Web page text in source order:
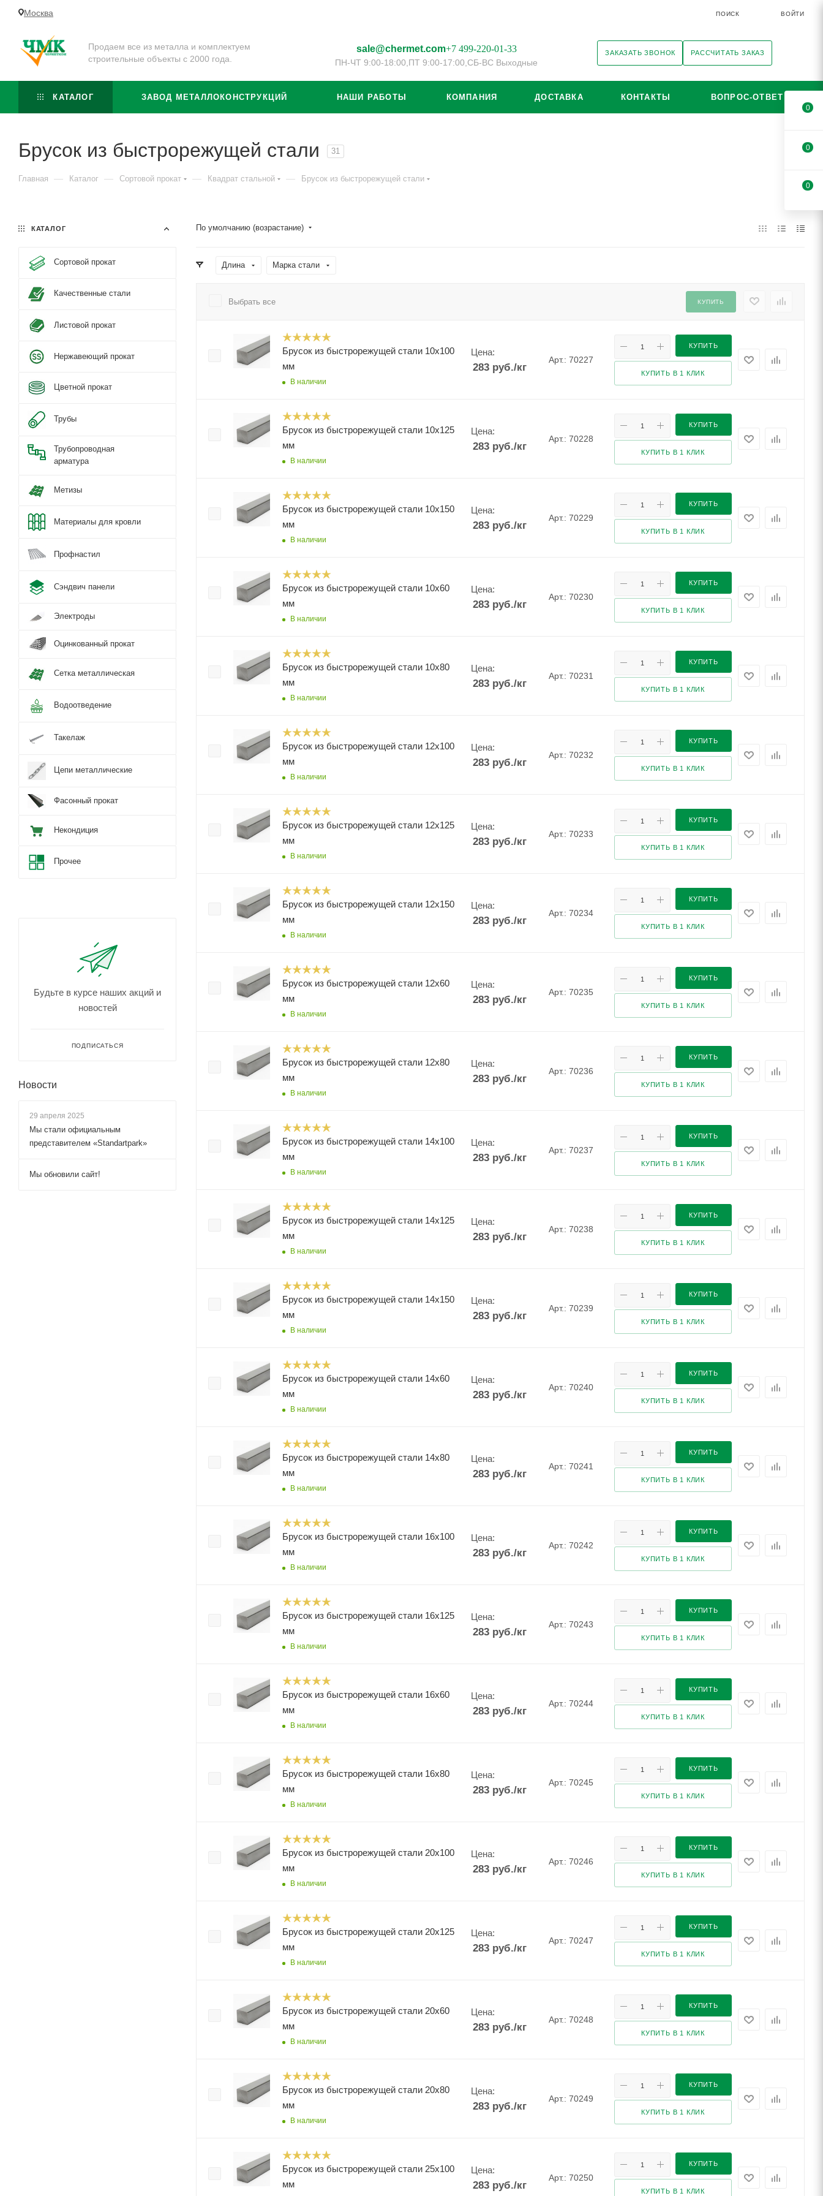
Москва ПОИСК ВОЙТИ
Продаем все из металла и комплектуем
строительные объекты с 2000 года.
sale@chermet.com+7 499-220-01-33
ПН-ЧТ 9:00-18:00, ПТ 9:00-17:00, СБ-ВС Выходные
ЗАКАЗАТЬ ЗВОНОК РАССЧИТАТЬ ЗАКАЗ
КАТАЛОГ ЗАВОД МЕТАЛЛОКОНСТРУКЦИЙ НАШИ РАБОТЫ КОМПАНИЯ ДОСТАВКА КОНТАКТЫ ВОПРОС-ОТВЕТ
Брусок из быстрорежущей стали 31
Главная — Каталог — Сортовой прокат — Квадрат стальной — Брусок из быстрорежущей стали
По умолчанию (возрастание)
Длина Марка стали
Выбрать все КУПИТЬ
Брусок из быстрорежущей стали 10х100
мм
В наличии
Цена:
283руб./кг
Арт.: 70227
КУПИТЬ
КУПИТЬ В 1 КЛИК
Брусок из быстрорежущей стали 10х125
мм
В наличии
Цена:
283руб./кг
Арт.: 70228
КУПИТЬ
КУПИТЬ В 1 КЛИК
Брусок из быстрорежущей стали 10х150
мм
В наличии
Цена:
283руб./кг
Арт.: 70229
КУПИТЬ
КУПИТЬ В 1 КЛИК
Брусок из быстрорежущей стали 10х60
мм
В наличии
Цена:
283руб./кг
Арт.: 70230
КУПИТЬ
КУПИТЬ В 1 КЛИК
Брусок из быстрорежущей стали 10х80
мм
В наличии
Цена:
283руб./кг
Арт.: 70231
КУПИТЬ
КУПИТЬ В 1 КЛИК
Брусок из быстрорежущей стали 12х100
мм
В наличии
Цена:
283руб./кг
Арт.: 70232
КУПИТЬ
КУПИТЬ В 1 КЛИК
Брусок из быстрорежущей стали 12х125
мм
В наличии
Цена:
283руб./кг
Арт.: 70233
КУПИТЬ
КУПИТЬ В 1 КЛИК
Брусок из быстрорежущей стали 12х150
мм
В наличии
Цена:
283руб./кг
Арт.: 70234
КУПИТЬ
КУПИТЬ В 1 КЛИК
Брусок из быстрорежущей стали 12х60
мм
В наличии
Цена:
283руб./кг
Арт.: 70235
КУПИТЬ
КУПИТЬ В 1 КЛИК
Брусок из быстрорежущей стали 12х80
мм
В наличии
Цена:
283руб./кг
Арт.: 70236
КУПИТЬ
КУПИТЬ В 1 КЛИК
Брусок из быстрорежущей стали 14х100
мм
В наличии
Цена:
283руб./кг
Арт.: 70237
КУПИТЬ
КУПИТЬ В 1 КЛИК
Брусок из быстрорежущей стали 14х125
мм
В наличии
Цена:
283руб./кг
Арт.: 70238
КУПИТЬ
КУПИТЬ В 1 КЛИК
Брусок из быстрорежущей стали 14х150
мм
В наличии
Цена:
283руб./кг
Арт.: 70239
КУПИТЬ
КУПИТЬ В 1 КЛИК
Брусок из быстрорежущей стали 14х60
мм
В наличии
Цена:
283руб./кг
Арт.: 70240
КУПИТЬ
КУПИТЬ В 1 КЛИК
Брусок из быстрорежущей стали 14х80
мм
В наличии
Цена:
283руб./кг
Арт.: 70241
КУПИТЬ
КУПИТЬ В 1 КЛИК
Брусок из быстрорежущей стали 16х100
мм
В наличии
Цена:
283руб./кг
Арт.: 70242
КУПИТЬ
КУПИТЬ В 1 КЛИК
Брусок из быстрорежущей стали 16х125
мм
В наличии
Цена:
283руб./кг
Арт.: 70243
КУПИТЬ
КУПИТЬ В 1 КЛИК
Брусок из быстрорежущей стали 16х60
мм
В наличии
Цена:
283руб./кг
Арт.: 70244
КУПИТЬ
КУПИТЬ В 1 КЛИК
Брусок из быстрорежущей стали 16х80
мм
В наличии
Цена:
283руб./кг
Арт.: 70245
КУПИТЬ
КУПИТЬ В 1 КЛИК
Брусок из быстрорежущей стали 20х100
мм
В наличии
Цена:
283руб./кг
Арт.: 70246
КУПИТЬ
КУПИТЬ В 1 КЛИК
Брусок из быстрорежущей стали 20х125
мм
В наличии
Цена:
283руб./кг
Арт.: 70247
КУПИТЬ
КУПИТЬ В 1 КЛИК
Брусок из быстрорежущей стали 20х60
мм
В наличии
Цена:
283руб./кг
Арт.: 70248
КУПИТЬ
КУПИТЬ В 1 КЛИК
Брусок из быстрорежущей стали 20х80
мм
В наличии
Цена:
283руб./кг
Арт.: 70249
КУПИТЬ
КУПИТЬ В 1 КЛИК
Брусок из быстрорежущей стали 25х100
мм
Цена:
283руб./кг
Арт.: 70250
КУПИТЬ
КУПИТЬ В 1 КЛИК
КАТАЛОГ
Сортовой прокат
Качественные стали
Листовой прокат
Нержавеющий прокат
Цветной прокат
Трубы
Трубопроводная
арматура
Метизы
Материалы для кровли
Профнастил
Сэндвич панели
Электроды
Оцинкованный прокат
Сетка металлическая
Водоотведение
Такелаж
Цепи металлические
Фасонный прокат
Некондиция
Прочее
Будьте в курсе наших акций и
новостей
ПОДПИСАТЬСЯ
Новости
29 апреля 2025
Мы стали официальным
представителем «Standartpark»
Мы обновили сайт!
0
0
0